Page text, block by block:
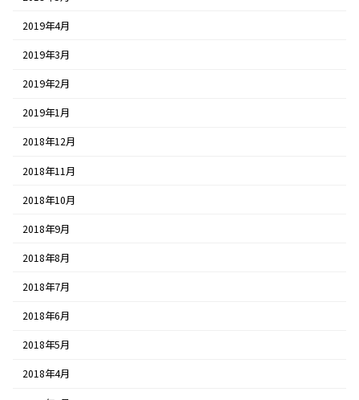
2019年4月
2019年3月
2019年2月
2019年1月
2018年12月
2018年11月
2018年10月
2018年9月
2018年8月
2018年7月
2018年6月
2018年5月
2018年4月